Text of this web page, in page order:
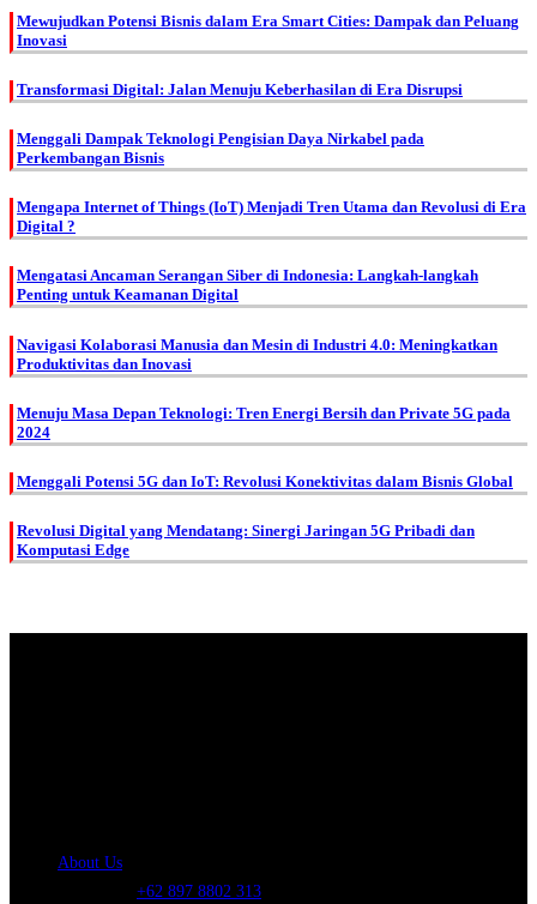
Mewujudkan Potensi Bisnis dalam Era Smart Cities: Dampak dan Peluang
Inovasi
Transformasi Digital: Jalan Menuju Keberhasilan di Era Disrupsi
Menggali Dampak Teknologi Pengisian Daya Nirkabel pada
Perkembangan Bisnis
Mengapa Internet of Things (IoT) Menjadi Tren Utama dan Revolusi di Era
Digital ?
Mengatasi Ancaman Serangan Siber di Indonesia: Langkah-langkah
Penting untuk Keamanan Digital
Navigasi Kolaborasi Manusia dan Mesin di Industri 4.0: Meningkatkan
Produktivitas dan Inovasi
Menuju Masa Depan Teknologi: Tren Energi Bersih dan Private 5G pada
2024
Menggali Potensi 5G dan IoT: Revolusi Konektivitas dalam Bisnis Global
Revolusi Digital yang Mendatang: Sinergi Jaringan 5G Pribadi dan
Komputasi Edge
About Us
+62 897 8802 313